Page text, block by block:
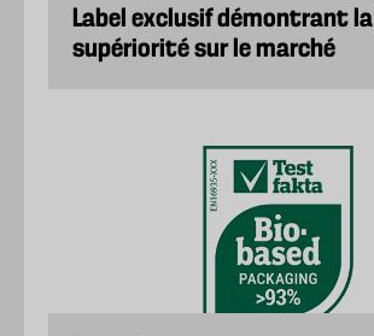
Label exclusif démontrant la
supériorité sur le marché